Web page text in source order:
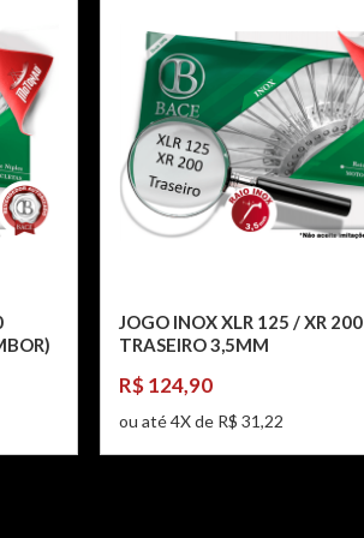
JOGO INOX XLR 125 / XR 200
TRASEIRO 3,5MM
R$ 124,90
ou até 4X de R$ 31,22